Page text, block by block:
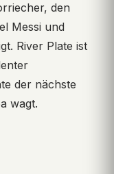
den
Messi und
River Plate ist
der nächste
wagt.